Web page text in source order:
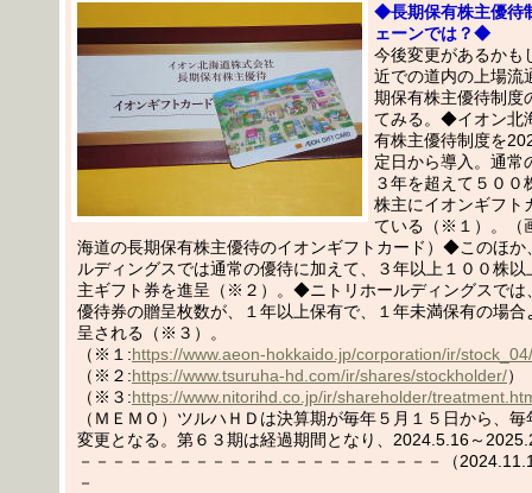
◆長期保有株主優待
ェーンでは？◆
今後変更があるかも
近での道内の上場流
期保有株主優待制度
てみる。◆イオン北
有株主優待制度を
定日から導入。通常
３年を超えて５００
株主にイオンギフト
ている（※１）。（
海道の長期保有株主優待のイオンギフトカード）◆このほか
ルディングスでは通常の優待に加えて、３年以上１００株以
主ギフト券を進呈（※２）。◆ニトリホールディングスでは
優待券の贈呈枚数が、１年以上保有で、１年未満保有の場合
呈される（※３）。
（※１:https://www.aeon-hokkaido.jp/corporation/ir/stock_04/
（※２:https://www.tsuruha-hd.com/ir/shares/stockholder/）
（※３:https://www.nitorihd.co.jp/ir/shareholder/
（ＭＥＭＯ）ツルハＨＤは決算期が毎年５月１５日から、
変更となる。第６３期は経過期間となり、2024.5.16～
－－－－－－－－－－－－－－－－－－－－－－（
－